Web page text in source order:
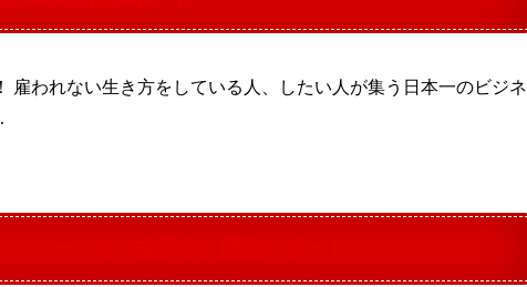
雇われない生き方をしている人、したい人が集う日本一のビジネ